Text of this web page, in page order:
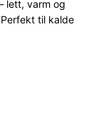
lett, varm og
til kalde